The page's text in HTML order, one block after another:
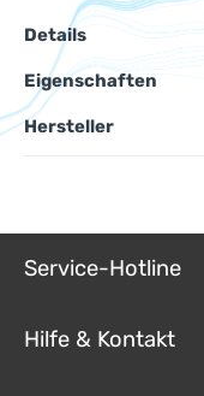
Details
Eigenschaften
Hersteller
Service-Hotline
Hilfe & Kontakt